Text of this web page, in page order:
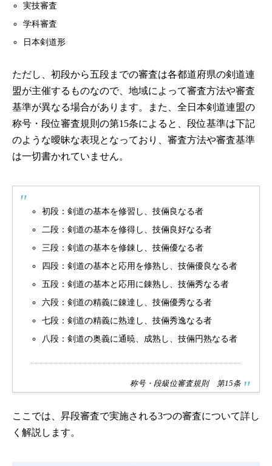
実技審査
学科審査
日本剣道形
ただし、初段から五段までの審査は各都道府県の剣道連
盟が主催するものなので、地域によって審査方法や審査
基準が異なる場合があります。また、全日本剣道連盟の
称号・段位審査規則の第15条によると、段位基準は下記
のような曖昧な表現となっており、審査方法や審査基準
は一切書かれていません。
初段：剣道の基本を修習し、技倆良なる者
二段：剣道の基本を修得し、技倆良好なる者
三段：剣道の基本を修錬し、技倆優なる者
四段：剣道の基本と応用を修熟し、技倆優良なる者
五段：剣道の基本と応用に錬熟し、技倆秀なる者
六段：剣道の精義に錬達し、技倆優秀なる者
七段：剣道の精義に熟達し、技倆秀逸なる者
八段：剣道の奥義に通暁、成熟し、技倆円熟なる者
称号・段級位審査規則 第15条
ここでは、昇段審査で実施される3つの審査について詳し
く解説します。